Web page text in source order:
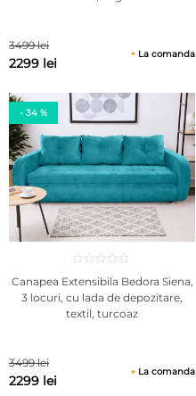
3499 lei
2299 lei
La comanda
- 34 %
Canapea Extensibila Bedora Siena,
3 locuri, cu lada de depozitare,
textil, turcoaz
3499 lei
2299 lei
La comanda